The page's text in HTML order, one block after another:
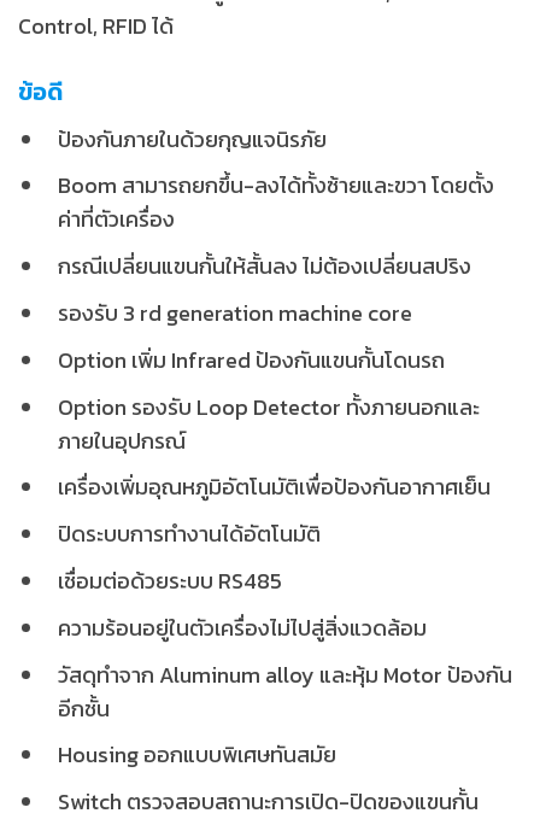
Control, RFID ได้
ข้อดี
ป้องกันภายในด้วยกุญแจนิรภัย
Boom สามารถยกขึ้น-ลงได้ทั้งซ้ายและขวา โดยตั้ง
ค่าที่ตัวเครื่อง
กรณีเปลี่ยนแขนกั้นให้สั้นลง ไม่ต้องเปลี่ยนสปริง
รองรับ 3 rd generation machine core
Option เพิ่ม Infrared ป้องกันแขนกั้นโดนรถ
Option รองรับ Loop Detector ทั้งภายนอกและ
ภายในอุปกรณ์
เครื่องเพิ่มอุณหภูมิอัตโนมัติเพื่อป้องกันอากาศเย็น
ปิดระบบการทำงานได้อัตโนมัติ
เชื่อมต่อด้วยระบบ RS485
ความร้อนอยู่ในตัวเครื่องไม่ไปสู่สิ่งแวดล้อม
วัสดุทำจาก Aluminum alloy และหุ้ม Motor ป้องกัน
อีกชั้น
Housing ออกแบบพิเศษทันสมัย
Switch ตรวจสอบสถานะการเปิด-ปิดของแขนกั้น